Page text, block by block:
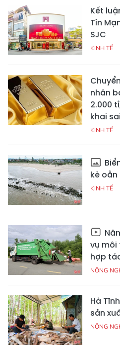
Kết
Tín
SJC
KINH TẾ
nhân
2.000
khai
KINH TẾ
kè
KINH TẾ
vụ
hợp
NÔNG
Hà
sản
NÔNG